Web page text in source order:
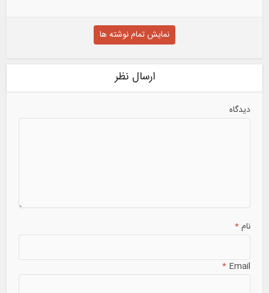
نمایش تمام نوشته ها
ارسال نظر
دیدگاه
نام*
Email
*